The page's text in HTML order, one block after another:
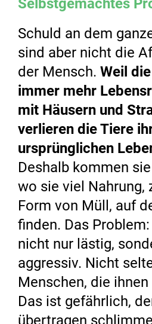
Selbstgemachtes
Schuld an dem
sind aber nicht die
der Mensch. Weil
immer mehr
mit Häusern und
verlieren die Tiere
ursprünglichen
Deshalb kommen
wo sie viel Nahrung,
Form von Müll, auf
finden. Das
nicht nur lästig,
aggressiv. Nicht
Menschen, die
Das ist gefährlich,
übertragen